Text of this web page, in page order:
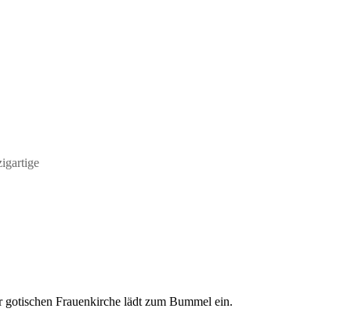
gotischen Frauenkirche lädt zum Bummel ein.